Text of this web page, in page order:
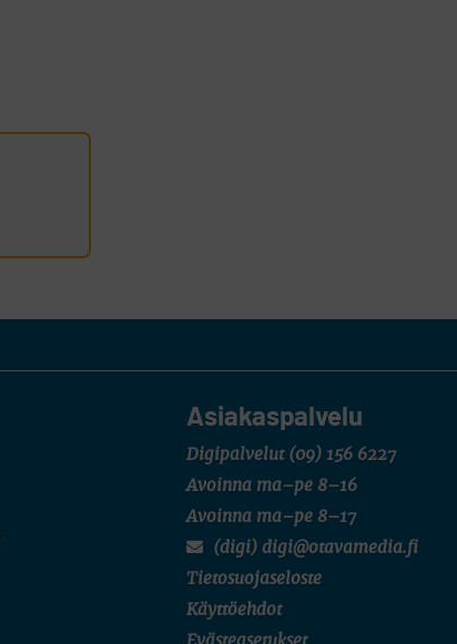
Asiakaspalvelu
Digipalvelut (09) 156 6227
Avoinna ma–pe 8–16
Avoinna ma–pe 8–17
(digi) digi@otavamedia.fi
Tietosuojaseloste
Käyttöehdot